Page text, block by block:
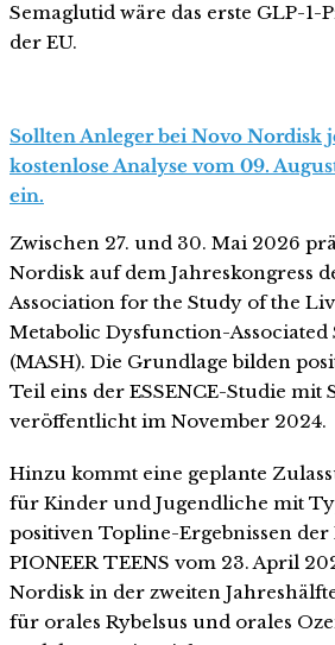
Semaglutid wäre das erste GLP-1-
der EU.
Sollten Anleger bei Novo Nordisk
kostenlose Analyse vom 09.
ein.
Zwischen 27. und 30. Mai 2026
Nordisk auf dem Jahreskongress
Association for the Study of the
Metabolic Dysfunction-Associated
(MASH). Die Grundlage bilden
Teil eins der ESSENCE-Studie mit
veröffentlicht im November 2024.
Hinzu kommt eine geplante
für Kinder und Jugendliche mit
positiven Topline-Ergebnissen der
PIONEER TEENS vom 23. April
Nordisk in der zweiten
für orales Rybelsus und orales